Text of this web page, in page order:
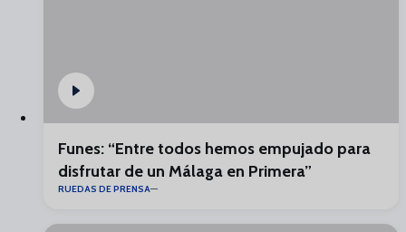
Funes: “Entre todos hemos empujado para
disfrutar de un Málaga en Primera”
RUEDAS DE PRENSA